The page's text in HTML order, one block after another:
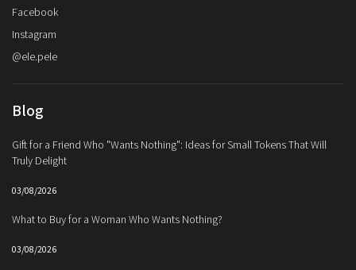
Facebook
Instagram
@ele.pele
Blog
Gift for a Friend Who "Wants Nothing": Ideas for Small Tokens That Will
Truly Delight
03/08/2026
What to Buy for a Woman Who Wants Nothing?
03/08/2026